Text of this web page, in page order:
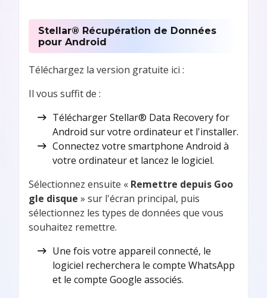
Stellar® Récupération de Données
pour Android
Téléchargez la version gratuite ici :
Il vous suffit de :
Télécharger Stellar® Data Recovery for
Android sur votre ordinateur et l'installer.
Connectez votre smartphone Android à
votre ordinateur et lancez le logiciel.
Sélectionnez ensuite « Remettre depuis Goo
gle disque » sur l'écran principal, puis
sélectionnez les types de données que vous
souhaitez remettre.
Une fois votre appareil connecté, le
logiciel recherchera le compte WhatsApp
et le compte Google associés.